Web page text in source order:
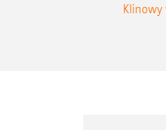
Klinowy